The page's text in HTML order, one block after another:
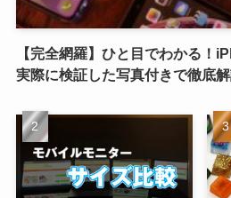
【完全網羅】ひと目でわかる！
実際に検証した写真付きで徹底解